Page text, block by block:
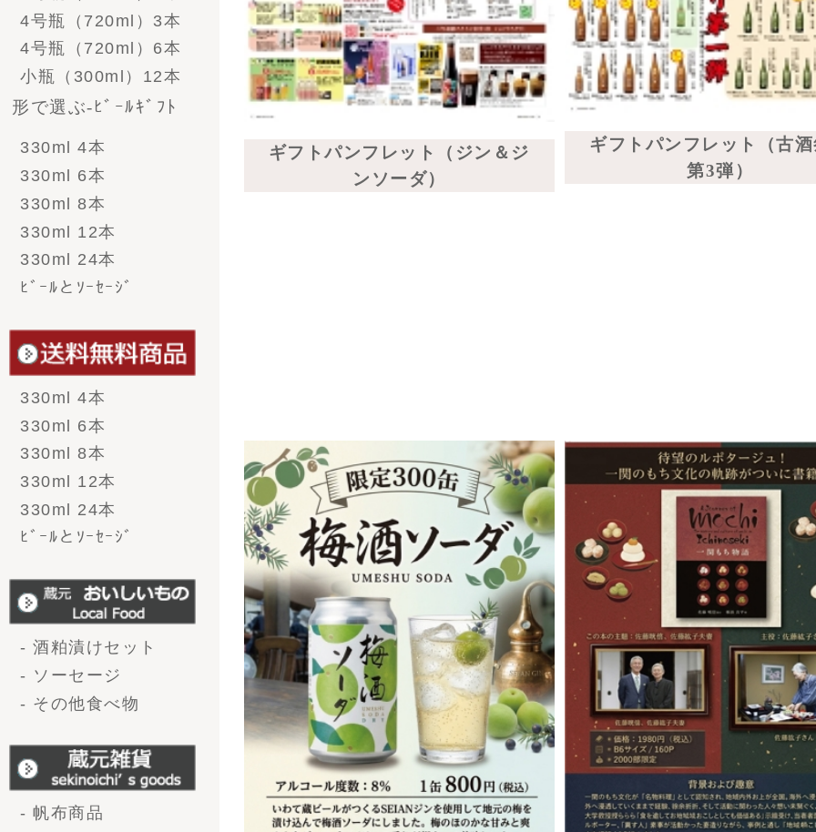
- その他食べ物
- グラス＆ジョッキ＆
- その他雑貨
ご注文方法
お支払い方法
配送送料
のし・包装・ギフト対
応
領収書・納品書
会社概要
お問い合わせ
プライバシーポリシー
特定商取引法に基づく
表記
ギフト 新発売 梅ソーダ
ギフト書籍 一関もち物語